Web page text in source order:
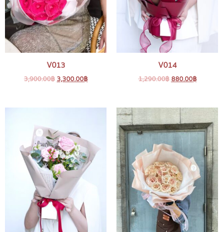
V013
3,900.00฿ 3,300.00฿
V014
1,290.00฿ 880.00฿